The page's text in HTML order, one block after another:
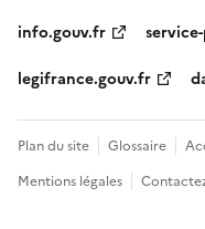
info.gouv.fr
legifrance.gouv.fr
Plan du site Glossaire
Mentions légales